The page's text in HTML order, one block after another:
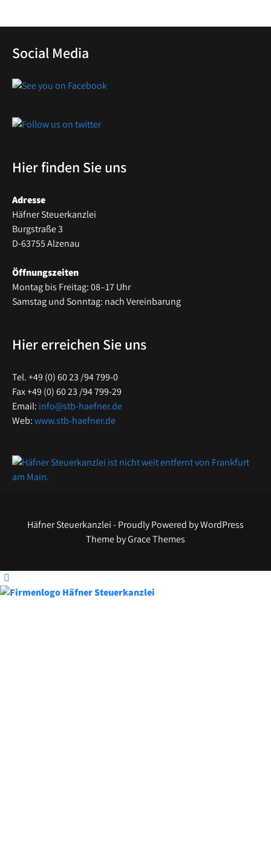
Social Media
Hier finden Sie uns
Adresse
Häfner Steuerkanzlei
Burgstraße 3
D-63755 Alzenau
Öffnungszeiten
Montag bis Freitag: 08–17 Uhr
Samstag und Sonntag: nach Vereinbarung
Hier erreichen Sie uns
Tel. +49 (0) 60 23 /94 799-0
Fax +49 (0) 60 23 /94 799-29
Email: info@stb-haefner.de
Web:www.stb-haefner.de
Häfner Steuerkanzlei - Proudly Powered by WordPress
Theme by Grace Themes